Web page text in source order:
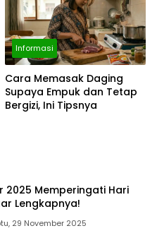
Informasi
Cara Memasak Daging
Supaya Empuk dan Tetap
Bergizi, Ini Tipsnya
2025 Memperingati Hari
Lengkapnya!
29 November 2025